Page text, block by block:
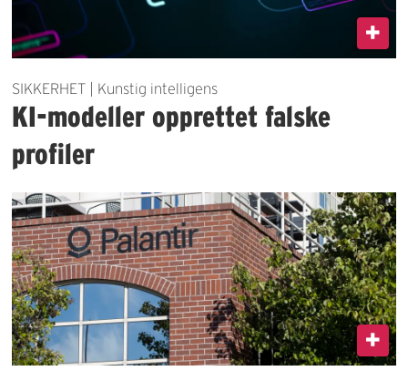
SIKKERHET | Kunstig intelligens
KI-modeller opprettet falske
profiler